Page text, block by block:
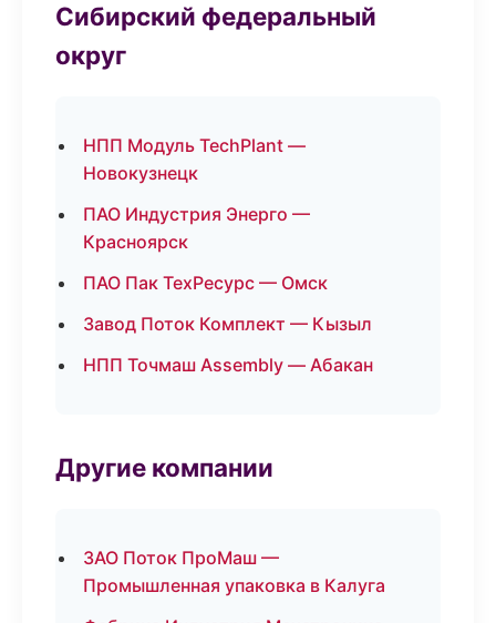
Сибирский федеральный
округ
НПП Модуль TechPlant —
Новокузнецк
ПАО Индустрия Энерго —
Красноярск
ПАО Пак ТехРесурс — Омск
Завод Поток Комплект — Кызыл
НПП Точмаш Assembly — Абакан
Другие компании
ЗАО Поток ПроМаш —
Промышленная упаковка в Калуга